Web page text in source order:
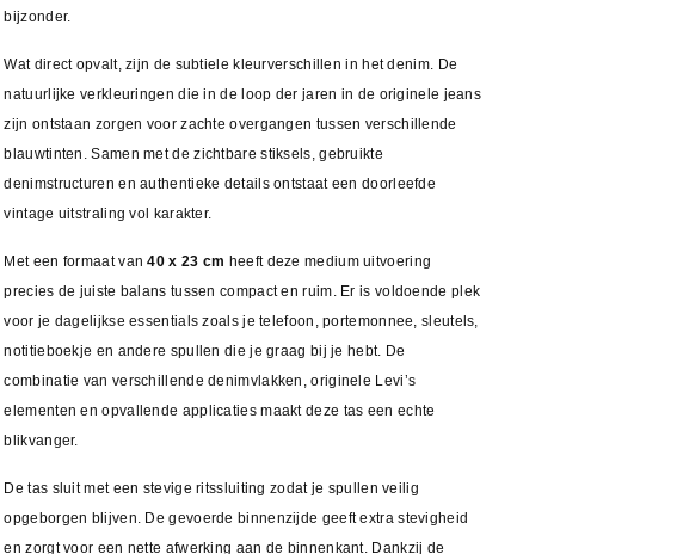
bijzonder.
Wat direct opvalt, zijn de subtiele kleurverschillen in het denim. De
natuurlijke verkleuringen die in de loop der jaren in de originele jeans
zijn ontstaan zorgen voor zachte overgangen tussen verschillende
blauwtinten. Samen met de zichtbare stiksels, gebruikte
denimstructuren en authentieke details ontstaat een doorleefde
vintage uitstraling vol karakter.
Met een formaat van40 x 23 cm heeft deze medium uitvoering
precies de juiste balans tussen compact en ruim. Er is voldoende plek
voor je dagelijkse essentials zoals je telefoon, portemonnee, sleutels,
notitieboekje en andere spullen die je graag bij je hebt. De
combinatie van verschillende denimvlakken, originele Levi’s
elementen en opvallende applicaties maakt deze tas een echte
blikvanger.
De tas sluit met een stevige ritssluiting zodat je spullen veilig
opgeborgen blijven. De gevoerde binnenzijde geeft extra stevigheid
en zorgt voor een nette afwerking aan de binnenkant. Dankzij de